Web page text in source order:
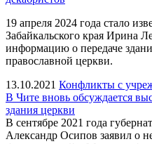
19 апреля 2024 года стало
Забайкальского края Ирина
информацию о передаче
православной церкви.
13.10.2021 Конфликты с
В Чите вновь обсуждается
здания церкви
В сентябре 2021 года
Александр Осипов заявил о